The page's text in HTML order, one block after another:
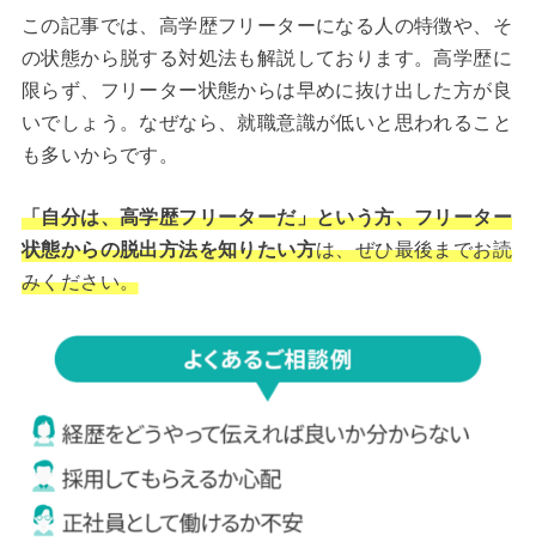
この記事では、高学歴フリーターになる人の特徴や、そ
の状態から脱する対処法も解説しております。高学歴に
限らず、フリーター状態からは早めに抜け出した方が良
いでしょう。なぜなら、就職意識が低いと思われること
も多いからです。
「自分は、高学歴フリーターだ」という方、フリーター
状態からの脱出方法を知りたい方は、ぜひ最後までお読
みください。